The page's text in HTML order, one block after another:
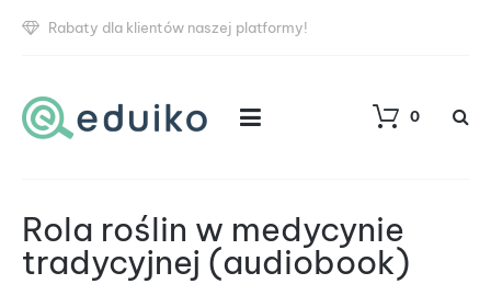
Rabaty dla klientów naszej platformy!
0
Rola roślin w medycynie
tradycyjnej (audiobook)